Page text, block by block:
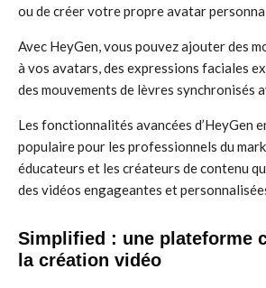
ou de créer votre propre avatar
Avec HeyGen, vous pouvez ajouter des
à vos avatars, des expressions faciales
des mouvements de lèvres synchronisés
Les fonctionnalités avancées d’HeyGen
populaire pour les professionnels du
éducateurs et les créateurs de contenu
des vidéos engageantes et
Simplified : une plateforme
la création vidéo